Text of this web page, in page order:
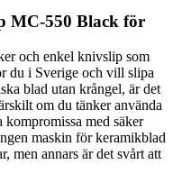
MC-550 Black för
och enkel knivslip som
du i Sverige och vill slipa
blad utan krångel, är det
om du tänker använda
med säker
maskin för keramikblad
men annars är det svårt att